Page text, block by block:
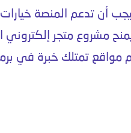
يجب أن تدعم المنصة
مشروع متجر إلكتروني
مواقع تمتلك خبرة في